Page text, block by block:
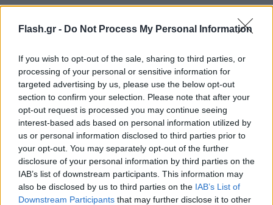
Flash.gr - Do Not Process My Personal Information
If you wish to opt-out of the sale, sharing to third parties, or
processing of your personal or sensitive information for
targeted advertising by us, please use the below opt-out
section to confirm your selection. Please note that after your
opt-out request is processed you may continue seeing
interest-based ads based on personal information utilized by
us or personal information disclosed to third parties prior to
your opt-out. You may separately opt-out of the further
disclosure of your personal information by third parties on the
IAB’s list of downstream participants. This information may
also be disclosed by us to third parties on the IAB’s List of
Downstream Participants that may further disclose it to other
Αντίθετα, η διοίκηση των πρωταθλητών Γαλλίας
έδωσε 10 ημέρες διορία στον 24χρονο να
αποφασίσει αν θα ανανεώσει το συμβόλαιό του ή
αν θα φύγει το καλοκαίρι.